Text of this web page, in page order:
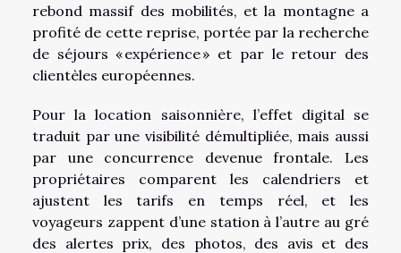
rebond massif des mobilités, et la montagne a
profité de cette reprise, portée par la recherche
de séjours « expérience » et par le retour des
clientèles européennes.
Pour la location saisonnière, l’effet digital se
traduit par une visibilité démultipliée, mais aussi
par une concurrence devenue frontale. Les
propriétaires comparent les calendriers et
ajustent les tarifs en temps réel, et les
voyageurs zappent d’une station à l’autre au gré
des alertes prix, des photos, des avis et des